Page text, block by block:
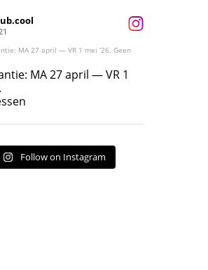
MA 27 april — VR 1 mei ‘26.
MA 27 april — VR 1
Follow on Instagram